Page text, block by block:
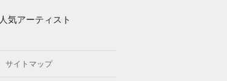
人気アーティスト
ヨルシカ
サイトマップ